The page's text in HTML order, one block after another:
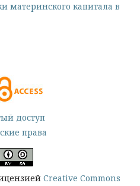
материнского капитала в
доступ
права
Creative Commons